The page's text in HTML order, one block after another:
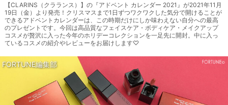
【CLARINS（クラランス）】の『アドベント カレンダー 2021』が2021年11月
19日（金）より発売！クリスマスまで1日ずつワクワクした気分で開けることが
できるアドベントカレンダーは、この時期だけにしか味わえない自分への最高
のプレゼントです。今回は高品質なフェイスケア・ボディケア・メイクアップ
コスメが贅沢に入った今年のホリデーコレクションを一足先に開封。中に入っ
ているコスメの紹介やレビューをお届けします♡
FORTUNE編集部